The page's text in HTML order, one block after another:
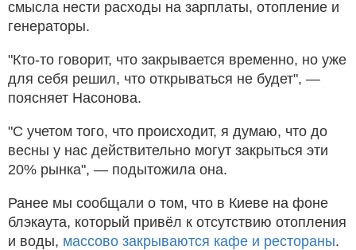
смысла нести расходы на зарплаты, отопление и
генераторы.
"Кто-то говорит, что закрывается временно, но уже
для себя решил, что открываться не будет", —
поясняет Насонова.
"С учетом того, что происходит, я думаю, что до
весны у нас действительно могут закрыться эти
20% рынка", — подытожила она.
Ранее мы сообщали о том, что в Киеве на фоне
блэкаута, который привёл к отсутствию отопления
и воды, массово закрываются кафе и рестораны.